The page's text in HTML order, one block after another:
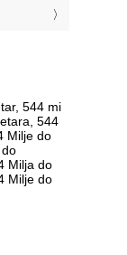
544 mi
544
Milje do
Milja do
Milje do